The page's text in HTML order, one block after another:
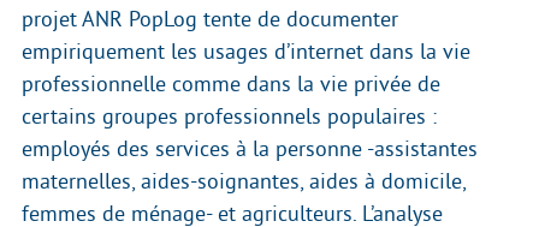
projet ANR PopLog tente de documenter
empiriquement les usages d’internet dans la vie
professionnelle comme dans la vie privée de
certains groupes professionnels populaires :
employés des services à la personne -assistantes
maternelles, aides-soignantes, aides à domicile,
femmes de ménage- et agriculteurs. L’analyse